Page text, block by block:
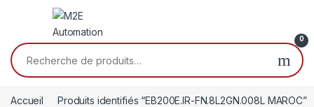
Passer à la navigation
Aller au contenu
0
Recherche pour :
Accueil Produits identifiés “EB200E.IR-FN.8L2GN.008L MAROC”